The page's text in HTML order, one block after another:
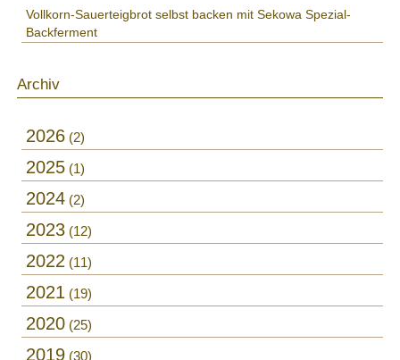
Vollkorn-Sauerteigbrot selbst backen mit Sekowa Spezial-
Backferment
Archiv
2026 2
2025 1
2024 2
2023 12
2022 11
2021 19
2020 25
2019 30